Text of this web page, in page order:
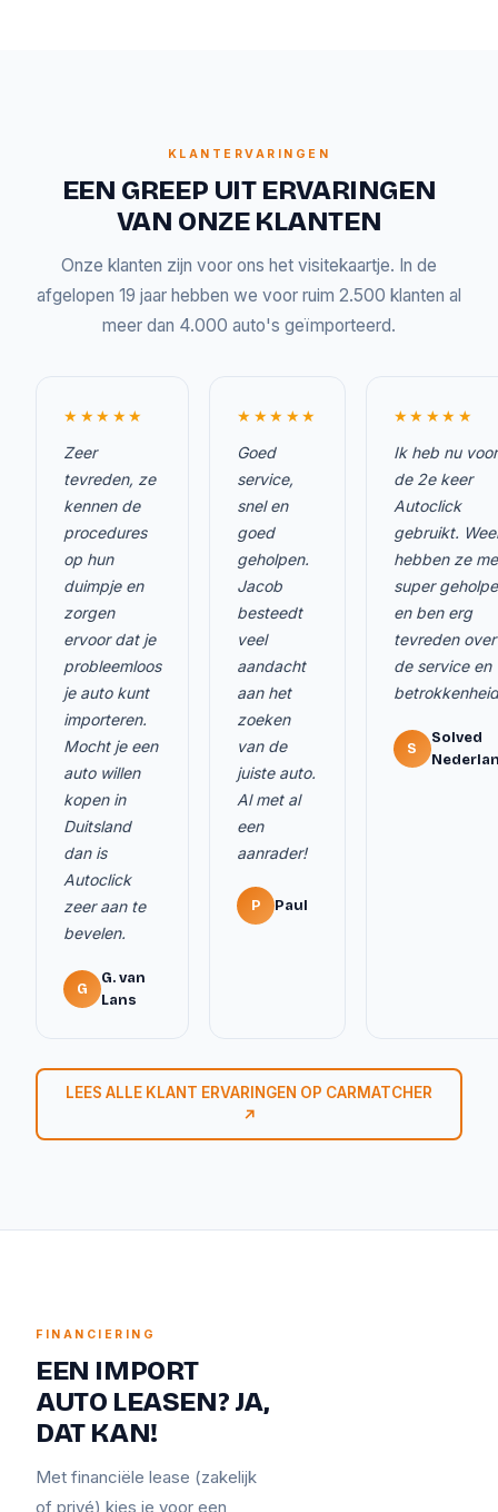
KLANTERVARINGEN
EEN GREEP UIT ERVARINGEN
VAN ONZE KLANTEN
Onze klanten zijn voor ons het visitekaartje. In de
afgelopen 19 jaar hebben we voor ruim 2.500 klanten al
meer dan 4.000 auto's geïmporteerd.
★★★★★
Zeer
tevreden, ze
kennen de
procedures
op hun
duimpje en
zorgen
ervoor dat je
probleemloos
je auto kunt
importeren.
Mocht je een
auto willen
kopen in
Duitsland
dan is
Autoclick
zeer aan te
bevelen.
G
G. van
Lans
★★★★★
Goed
service,
snel en
goed
geholpen.
Jacob
besteedt
veel
aandacht
aan het
zoeken
van de
juiste auto.
Al met al
een
aanrader!
P Paul
★★★★★
Ik heb nu voor
de 2e keer
Autoclick
gebruikt.
hebben ze me
super
en ben erg
tevreden over
de service en
S
Solved
LEES ALLE KLANT ERVARINGEN OP CARMATCHER
↗
FINANCIERING
EEN IMPORT
AUTO LEASEN? JA,
DAT KAN!
Met financiële lease (zakelijk
of privé) kies je voor een